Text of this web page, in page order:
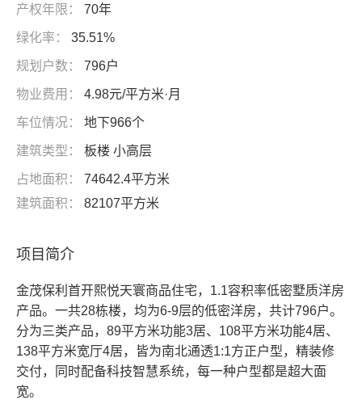
产权年限： 70年
绿化率： 35.51%
规划户数： 796户
物业费用： 4.98元/平方米·月
车位情况： 地下966个
建筑类型： 板楼 小高层
占地面积：
74642.4平方米
建筑面积：
82107平方米
项目简介
金茂保利首开熙悦天寰商品住宅，1.1容积率低密墅质洋房
产品。一共28栋楼，均为6-9层的低密洋房，共计796户。
分为三类产品，89平方米功能3居、108平方米功能4居、
138平方米宽厅4居，皆为南北通透1:1方正户型，精装修
交付，同时配备科技智慧系统，每一种户型都是超大面
宽。